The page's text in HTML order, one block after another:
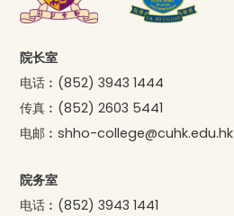
院长室
电话︰ (852) 3943 1444
传真︰ (852) 2603 5441
电邮︰shho-college@cuhk.edu.hk
院务室
电话︰ (852) 3943 1441